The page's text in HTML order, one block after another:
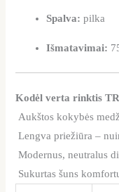
Spalva: pilka
Išmatavimai:
Kodėl verta rinktis
Aukštos kokybės
Lengva priežiūra –
Modernus, neutralus
Sukurtas šuns